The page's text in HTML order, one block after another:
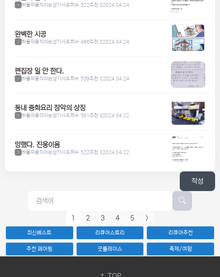
1 하울의움직이는성기사조회수 522추천 02024.04.24
완벽한 시공
1 하울의움직이는성기사조회수 486추천 02024.04.24
편집장 일 안 한다.
1 하울의움직이는성기사조회수 539추천 02024.04.24
동내 중화요리 장악의 상징
1 하울의움직이는성기사조회수 591추천 02024.04.22
망했다. 진웅이옴
1 하울의움직이는성기사조회수 522추천 02024.04.22
작성
1 2 3 4 5 >
최신베스트 리큐어스토리 리큐어추천
추천 페어링 굿플레이스 축제/여행